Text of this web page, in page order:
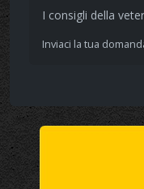
I consigli della
Inviaci la tua